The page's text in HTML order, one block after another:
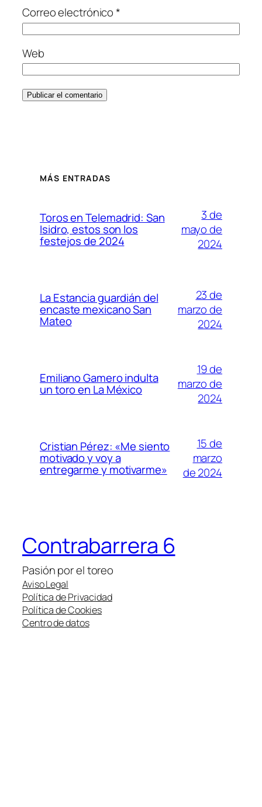
Correo electrónico*
Web
MÁS ENTRADAS
Toros en Telemadrid: San
Isidro, estos son los
festejos de 2024
3 de
mayo de
2024
La Estancia guardián del
encaste mexicano San
Mateo
23 de
marzo de
2024
Emiliano Gamero indulta
un toro en La México
19 de
marzo de
2024
Cristian Pérez: «Me siento
motivado y voy a
entregarme y motivarme»
15 de
marzo
de 2024
Contrabarrera 6
Pasión por el toreo
Aviso Legal
Política de Privacidad
Política de Cookies
Centro de datos